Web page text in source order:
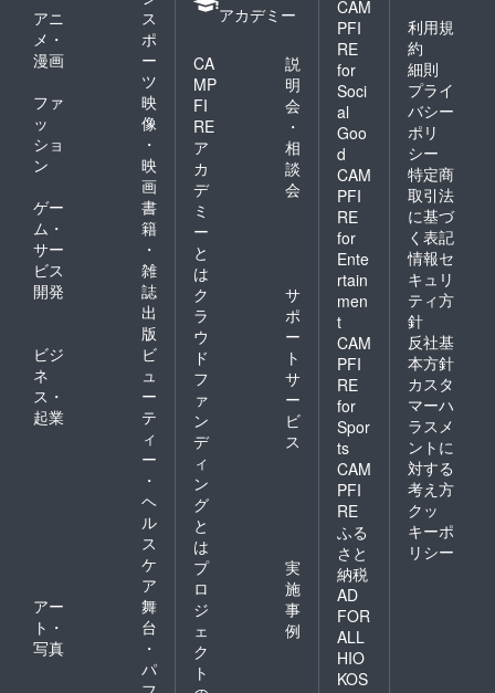
アニ
メ・
漫画
ス
ポ
ー
ツ
ファ
ッ
ショ
ン
映
像
・
映
画
ゲー
ム・
サー
ビス
開発
書
籍
・
雑
誌
出
版
ビジ
ネ
ス・
起業
ビ
ュ
ー
テ
ィ
ー
・
ヘ
ル
ス
ケ
ア
アー
ト・
写真
舞
台
・
パ
アカデミー
CA
MP
FI
RE
ア
カ
デ
ミ
ー
と
は
説
明
会
・
相
談
会
ク
ラ
ウ
ド
フ
ァ
ン
デ
ィ
ン
グ
と
は
サ
ポ
ー
ト
サ
ー
ビ
ス
プ
ロ
ジ
ェ
ク
ト
実
施
事
例
CAM
PFI
RE
for
Soci
al
Goo
d
CAM
PFI
RE
for
Ente
rtain
men
t
CAM
PFI
RE
for
Spor
ts
CAM
PFI
RE
ふる
さと
納税
AD
FOR
ALL
HIO
KOS
利用規
約
細則
プライ
バシー
ポリ
シー
特定商
取引法
に基づ
く表記
情報セ
キュリ
ティ方
針
反社基
本方針
カスタ
マーハ
ラスメ
ントに
対する
考え方
クッ
キーポ
リシー